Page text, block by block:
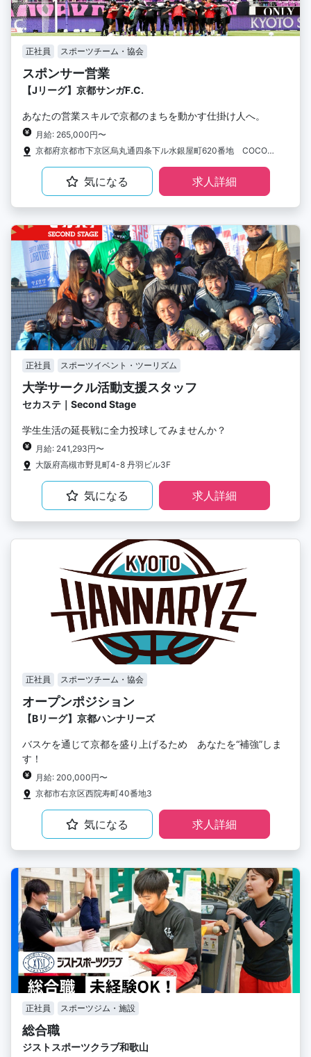
正社員 スポーツチーム・協会
スポンサー営業
【Jリーグ】京都サンガF.C.
あなたの営業スキルで京都のまちを動かす仕掛け人へ。
月給: 265,000円〜
京都府京都市下京区烏丸通四条下ル水銀屋町620番地 COCON烏丸3F
気になる 求人詳細
正社員 スポーツイベント・ツーリズム
大学サークル活動支援スタッフ
セカステ｜Second Stage
学生生活の延長戦に全力投球してみませんか？
月給: 241,293円〜
大阪府高槻市野見町4-8 丹羽ビル3F
気になる 求人詳細
正社員 スポーツチーム・協会
オープンポジション
【Bリーグ】京都ハンナリーズ
バスケを通じて京都を盛り上げるため あなたを“補強”しま
す！
月給: 200,000円〜
京都市右京区西院寿町40番地3
気になる 求人詳細
正社員 スポーツジム・施設
総合職
ジストスポーツクラブ和歌山